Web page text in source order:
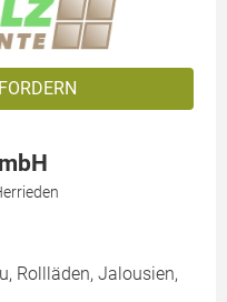
Rollläden, Jalousien,